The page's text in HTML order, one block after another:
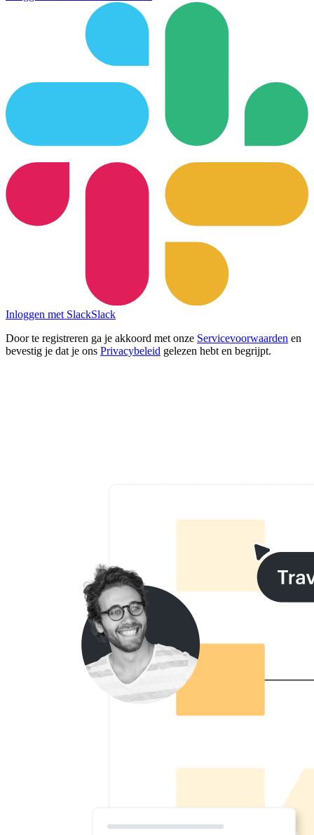
Inloggen met SlackSlack
Door te registreren ga je akkoord met onze Servicevoorwaarden en
bevestig je dat je ons Privacybeleid gelezen hebt en begrijpt.